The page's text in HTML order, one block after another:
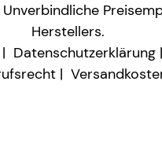
Herstellers.
Datenschutzerklärung